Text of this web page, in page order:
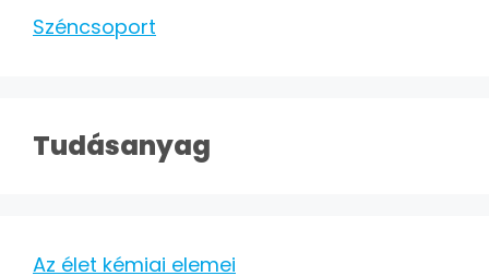
Széncsoport
Tudásanyag
Az élet kémiai elemei